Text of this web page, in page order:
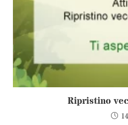
Ripristino